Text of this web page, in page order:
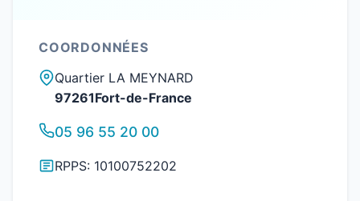
COORDONNÉES
Quartier LA MEYNARD
97261Fort-de-France
05 96 55 20 00
RPPS: 10100752202